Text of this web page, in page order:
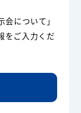
について」
をご入力くだ